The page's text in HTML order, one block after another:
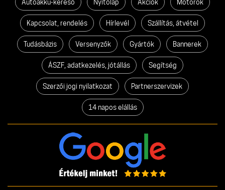
Autóakku-kereső Nyitólap Akciók Motorok
Kapcsolat, rendelés Hírlevél Szállítás, átvétel
Tudásbázis Versenyzők Gyártók Bannerek
ÁSZF, adatkezelés, jótállás Segítség
Szerzői jogi nyilatkozat Partnerszervizek
14 napos elállás